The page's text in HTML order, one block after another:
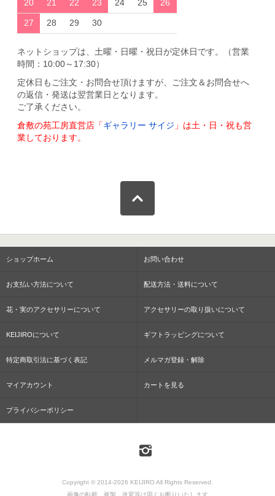
20 21 22 23 24 25 26
27 28 29 30
ネットショップは、土曜・日曜・祝日が定休日です。（営業
時間：10:00～17:30）
定休日もご注文・お問合せ頂けますが、ご注文＆お問合せへ
の返信・発送は翌営業日となります。
ご了承ください。
倉敷の苑工房直営店「 ギャラリー サイジ 」は土・日・祝も営
業しております。
ショップホーム お問い合わせ
お支払い方法について 配送方法・送料について
花・実のアクセサリーについて アクセサリーの取り扱いについて
KEIJIROについて ギフトラッピングについて
特定商取引法に基づく表記 メルマガ登録・解除
マイアカウント カートを見る
プライバシーポリシー
Copyright © 2014-2026 KEIJIRO All Rights Reserved.
画像の転載、複製、改変等は固くお断りいたします